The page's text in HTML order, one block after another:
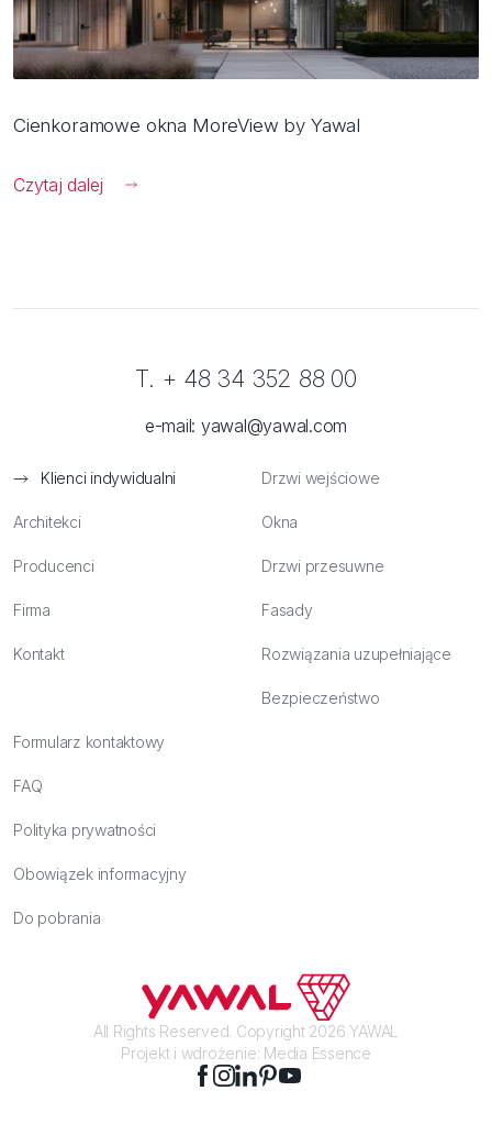
Cienkoramowe okna MoreView by Yawal
Czytaj dalej
Klienci indywidualni
Architekci
Producenci
Firma
Kontakt
Drzwi wejściowe
Okna
Drzwi przesuwne
Fasady
Rozwiązania uzupełniające
Bezpieczeństwo
Formularz kontaktowy
FAQ
Polityka prywatności
Obowiązek informacyjny
Do pobrania
T. + 48 34 352 88 00
e-mail: yawal@yawal.com
All Rights Reserved. Copyright 2026 YAWAL
Projekt i wdrożenie: Media Essence